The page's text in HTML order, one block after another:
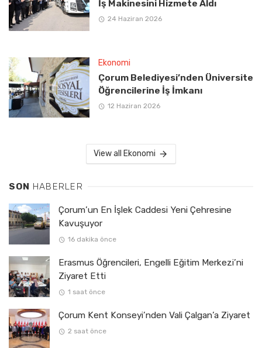
İş Makinesini Hizmete Aldı
24 Haziran 2026
Ekonomi
Çorum Belediyesi’nden Üniversite
Öğrencilerine İş İmkanı
12 Haziran 2026
View all Ekonomi
SON HABERLER
Çorum’un En İşlek Caddesi Yeni Çehresine
Kavuşuyor
16 dakika önce
Erasmus Öğrencileri, Engelli Eğitim Merkezi’ni
Ziyaret Etti
1 saat önce
Çorum Kent Konseyi’nden Vali Çalgan’a Ziyaret
2 saat önce